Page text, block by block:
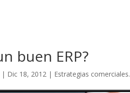
buen ERP?
| Dic 18, 2012 | Estrategias comerciales.